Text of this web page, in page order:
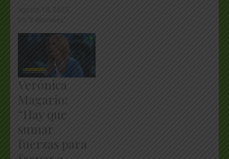
Verónica
Magario:
“Hay que
sumar
fuerzas para